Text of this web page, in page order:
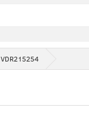
VDR215254